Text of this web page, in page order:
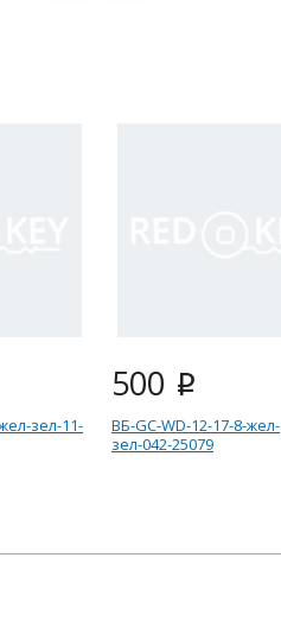
зел-11-
500 i
ВБ-GC-WD-12-17-8-жел-
зел-042-25079